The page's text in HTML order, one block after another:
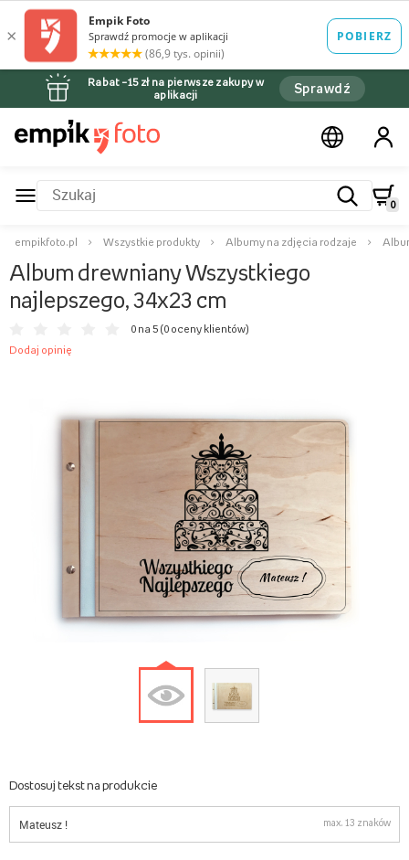
Rabat –15 zł na pierwsze zakupy w
aplikacji
Sprawdź
0
empikfoto.pl Wszystkie produkty Albumy na zdjęcia rodzaje
Album drewniany Wszystkiego
najlepszego, 34x23 cm
0 na 5 (0 oceny klientów)
Dodaj opinię
Mateusz !
Dostosuj tekst na produkcie
max. 13 znaków